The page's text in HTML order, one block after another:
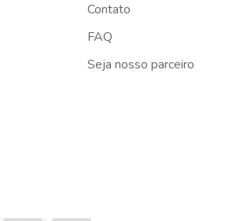
Contato
FAQ
Seja nosso parceiro